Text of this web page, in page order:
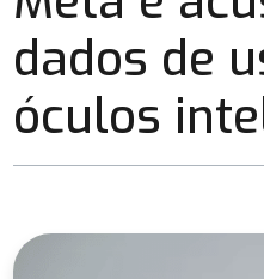
dados de
óculos